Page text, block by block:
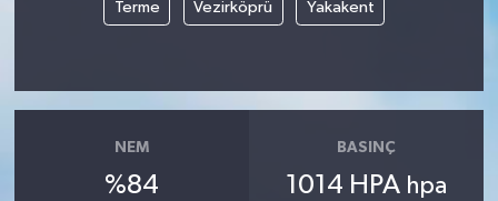
Terme Vezirköprü Yakakent
NEM
%84
BASINÇ
1014 HPA hpa